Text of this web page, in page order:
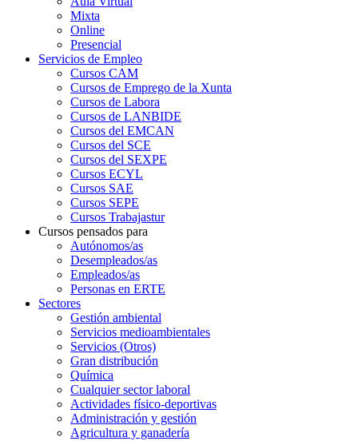
Mixta
Online
Presencial
Servicios de Empleo
Cursos CAM
Cursos de Emprego de la Xunta
Cursos de Labora
Cursos de LANBIDE
Cursos del EMCAN
Cursos del SCE
Cursos del SEXPE
Cursos ECYL
Cursos SAE
Cursos SEPE
Cursos Trabajastur
Cursos pensados para
Autónomos/as
Desempleados/as
Empleados/as
Personas en ERTE
Sectores
Gestión ambiental
Servicios medioambientales
Servicios (Otros)
Gran distribución
Química
Cualquier sector laboral
Actividades físico-deportivas
Administración y gestión
Agricultura y ganadería